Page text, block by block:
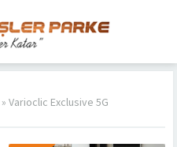
» Varioclic Exclusive 5G